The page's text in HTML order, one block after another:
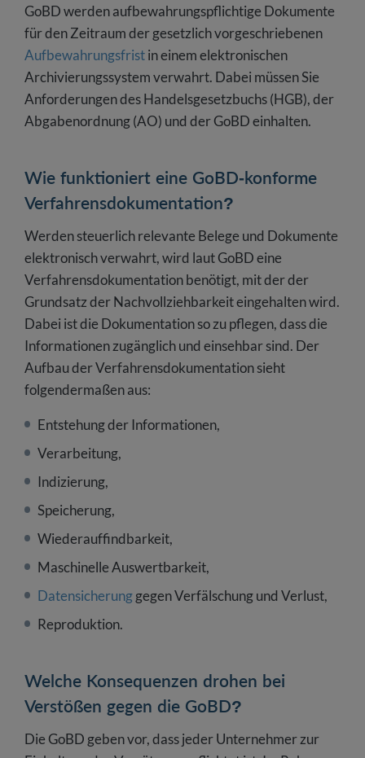
GoBD werden aufbewahrungspflichtige Dokumente
für den Zeitraum der gesetzlich vorgeschriebenen
Aufbewahrungsfristin einem elektronischen
Archivierungssystem verwahrt. Dabei müssen Sie
Anforderungen des Handelsgesetzbuchs (HGB), der
Abgabenordnung (AO) und der GoBD einhalten.
Wie funktioniert eine GoBD-konforme
Verfahrensdokumentation?
Werden steuerlich relevante Belege und Dokumente
elektronisch verwahrt, wird laut GoBD eine
Verfahrensdokumentation benötigt, mit der der
Grundsatz der Nachvollziehbarkeit eingehalten wird.
Dabei ist die Dokumentation so zu pflegen, dass die
Informationen zugänglich und einsehbar sind. Der
Aufbau der Verfahrensdokumentation sieht
folgendermaßen aus:
Entstehung der Informationen,
Verarbeitung,
Indizierung,
Speicherung,
Wiederauffindbarkeit,
Maschinelle Auswertbarkeit,
Datensicherunggegen Verfälschung und Verlust,
Reproduktion.
Welche Konsequenzen drohen bei
Verstößen gegen die GoBD?
Die GoBD geben vor, dass jeder Unternehmer zur